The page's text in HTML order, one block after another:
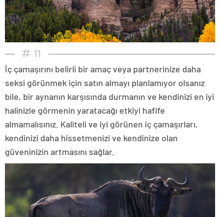
11
İç çamaşırını belirli bir amaç veya partnerinize daha
seksi görünmek için satın almayı planlamıyor olsanız
bile, bir aynanın karşısında durmanın ve kendinizi en iyi
halinizle görmenin yaratacağı etkiyi hafife
almamalısınız. Kaliteli ve iyi görünen iç çamaşırları,
kendinizi daha hissetmenizi ve kendinize olan
güveninizin artmasını sağlar.